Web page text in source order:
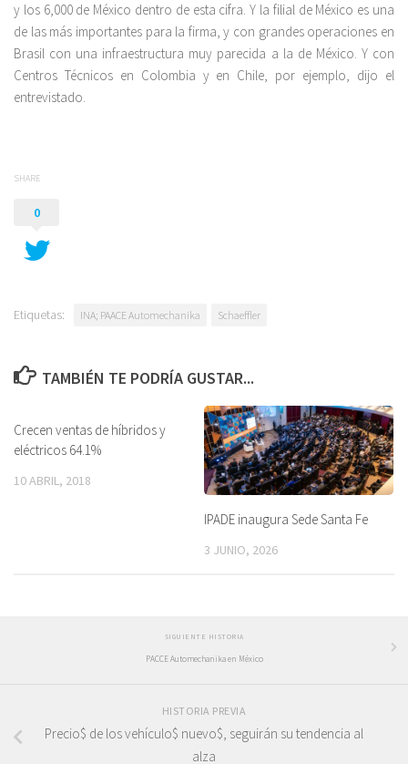
y los 6,000 de México dentro de esta cifra. Y la filial de México es una
de las más importantes para la firma, y con grandes operaciones en
Brasil con una infraestructura muy parecida a la de México. Y con
Centros Técnicos en Colombia y en Chile, por ejemplo, dijo el
entrevistado.
SHARE
0
Etiquetas: INA; PAACE Automechanika Schaeffler
TAMBIÉN TE PODRÍA GUSTAR...
Crecen ventas de híbridos y
eléctricos 64.1%
10 ABRIL, 2018
IPADE inaugura Sede Santa Fe
3 JUNIO, 2026
SIGUIENTE HISTORIA
PACCE Automechanika en México
HISTORIA PREVIA
Precio$ de los vehículo$ nuevo$, seguirán su tendencia al
alza